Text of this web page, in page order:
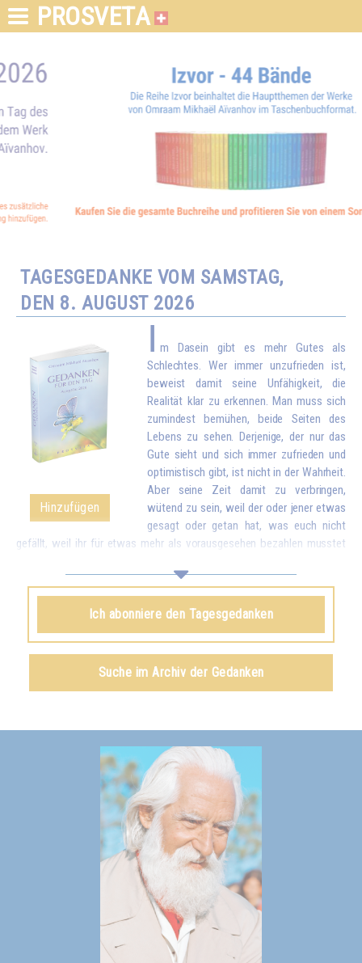
PROSVETA
TAGESGEDANKE VOM SAMSTAG,
DEN 8. AUGUST 2026
Hinzufügen
I m Dasein gibt es mehr Gutes als
Schlechtes. Wer immer unzufrieden ist,
beweist damit seine Unfähigkeit, die
Realität klar zu erkennen. Man muss sich
zumindest bemühen, beide Seiten des
Lebens zu sehen. Derjenige, der nur das
Gute sieht und sich immer zufrieden und
optimistisch gibt, ist nicht in der Wahrheit.
Aber seine Zeit damit zu verbringen,
wütend zu sein, weil der oder jener etwas
gesagt oder getan hat, was euch nicht
gefällt, weil ihr für etwas mehr als vorausgesehen bezahlen musstet
nicht salzig genug ist, wegen solch kleiner Unannehmlichkeiten zu
reagieren, als wären es Katastrophen, wird euch schließlich
stumpfsinnig machen. Vergleicht deshalb diese Kleinigkeiten mit all
dem Reichtum, den euch das Leben bringt. Wenn ihr euch bewusst
viele schöne und gute Dinge es in der Welt gibt und dass ihr das Leben
Siehe das Buch Das Lächeln des Weisen
Ich abonniere den Tagesgedanken
Suche im Archiv der Gedanken